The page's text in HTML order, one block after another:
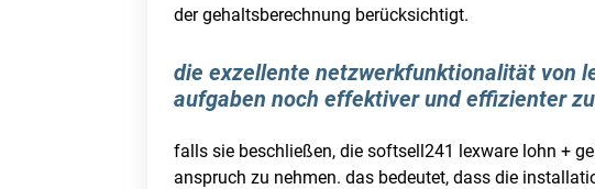
der gehaltsberechnung berücksichtigt.
die exzellente netzwerkfunktionalität von
aufgaben noch effektiver und effizienter
falls sie beschließen, die softsell241 lexware lohn +
anspruch zu nehmen. das bedeutet, dass die